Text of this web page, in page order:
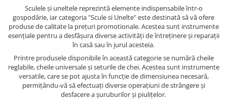
Sculele și uneltele reprezintă elemente indispensabile într-o
gospodărie, iar categoria "Scule si Unelte" este destinată să vă ofere
produse de calitate la prețuri promotionale. Acestea sunt instrumente
esențiale pentru a desfășura diverse activități de întreținere și reparații
în casă sau în jurul acesteia.
Printre produsele disponibile în această categorie se numără cheile
reglabile, cheile universale și seturile de chei. Acestea sunt instrumente
versatile, care se pot ajusta în funcție de dimensiunea necesară,
permițându-vă să efectuați diverse operațiuni de strângere și
desfacere a șuruburilor și piulițelor.